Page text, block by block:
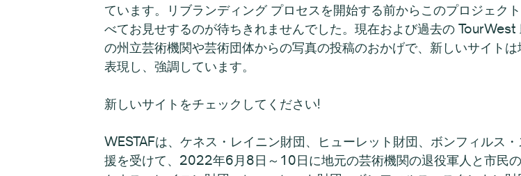
ています。リブランディング プロセスを開始する前からこのプロジェク
べてお見せするのが待ちきれませんでした。現在および過去の
の州立芸術機関や芸術団体からの写真の投稿のおかげで、新しいサイト
表現し、強調しています。
新しいサイトをチェックしてください!
WESTAFは、ケネス・レイニン財団、ヒューレット財団、ボンフィルス
援を受けて、2022年6月8日～10日に地元の芸術機関の退役軍人と市民の